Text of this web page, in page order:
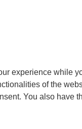
experience while
of the
You also have